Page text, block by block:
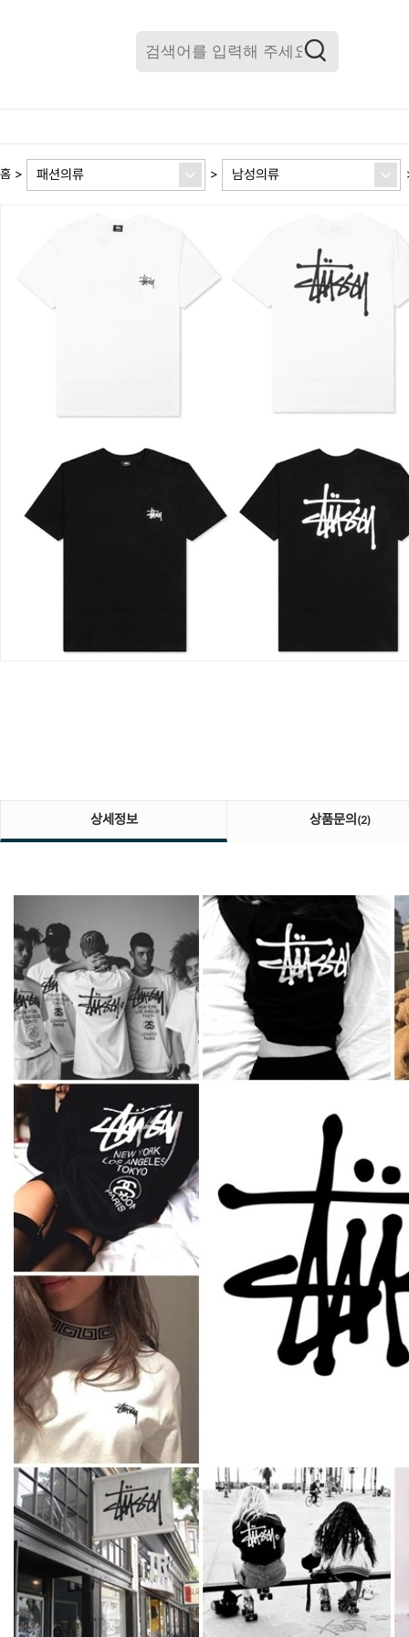
홈 > 패션의류 > 남성의류
상세정보 상품문의 (2)